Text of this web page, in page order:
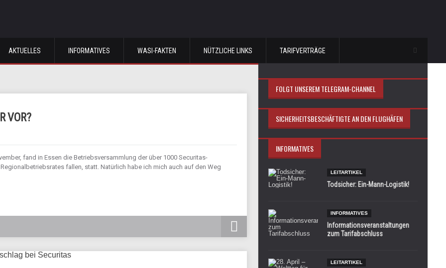
AKTUELLES INFORMATIVES WASI-FAKTEN NÜTZLICHE LINKS TARIFVERTRÄGE
VOR?
fand in Essen die Betriebsversammlung der über 1000 Securitas-
fallen, statt. Natürlich habe ich mich auch auf den Weg
FOLGT UNSEREM TELEGRAM-CHANNEL
SICHERHEITSBESCHÄFTIGTE AN DEN FLUGHÄFEN
INFORMATIVES
LEITARTIKEL
Todsicher: Ein-Mann-Logistik!
INFORMATIVES
Informationsveranstaltungen
zum Tarifabschluss
LEITARTIKEL